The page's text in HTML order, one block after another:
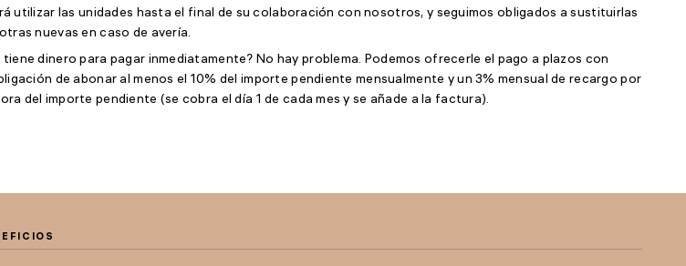
utilizar las unidades hasta el final de su colaboración con nosotros, y seguimos obligados a sustituirlas
nuevas en caso de avería.
tiene dinero para pagar inmediatamente? No hay problema. Podemos ofrecerle el pago a plazos con
de abonar al menos el 10% del importe pendiente mensualmente y un 3% mensual de recargo por
del importe pendiente (se cobra el día 1 de cada mes y se añade a la factura).